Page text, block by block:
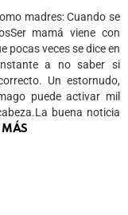
madres: Cuando se
mamá viene con
pocas veces se dice en
a no saber si
Un estornudo,
puede activar mil
buena noticia
MÁS